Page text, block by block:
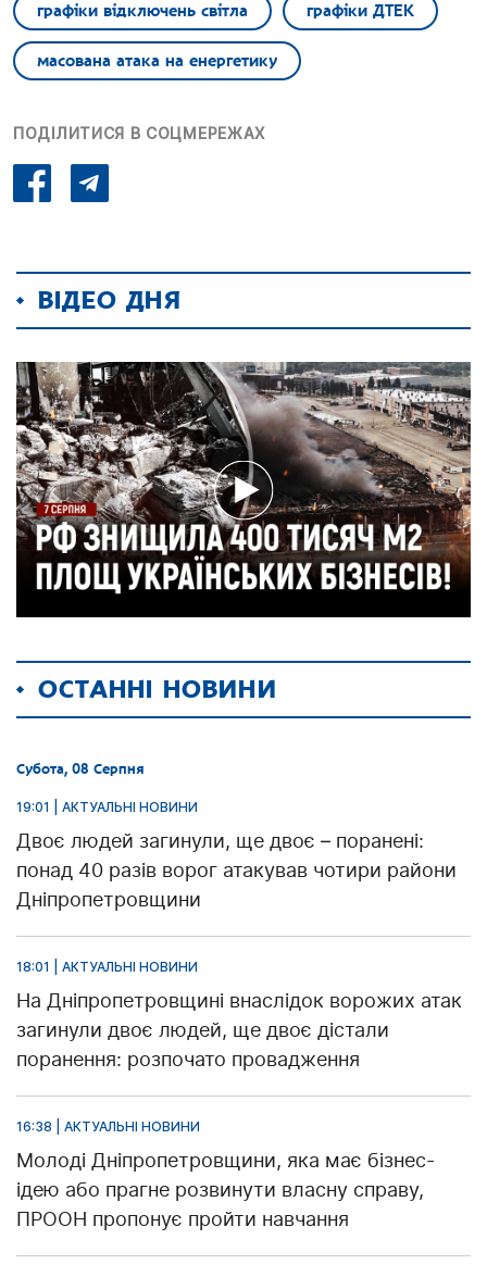
графіки відключень світла графіки ДТЕК
масована атака на енергетику
ПОДІЛИТИСЯ В СОЦМЕРЕЖАХ
ВІДЕО ДНЯ
ОСТАННІ НОВИНИ
Субота, 08 Серпня
19:01 | АКТУАЛЬНІ НОВИНИ
Двоє людей загинули, ще двоє – поранені:
понад 40 разів ворог атакував чотири райони
Дніпропетровщини
18:01 | АКТУАЛЬНІ НОВИНИ
На Дніпропетровщині внаслідок ворожих атак
загинули двоє людей, ще двоє дістали
поранення: розпочато провадження
16:38 | АКТУАЛЬНІ НОВИНИ
Молоді Дніпропетровщини, яка має бізнес-
ідею або прагне розвинути власну справу,
ПРООН пропонує пройти навчання